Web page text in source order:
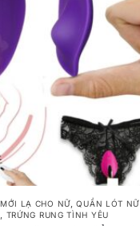
LẠ CHO NỮ,QUẦN LÓT NỮ
, TRỨNG RUNG TÌNH YÊU